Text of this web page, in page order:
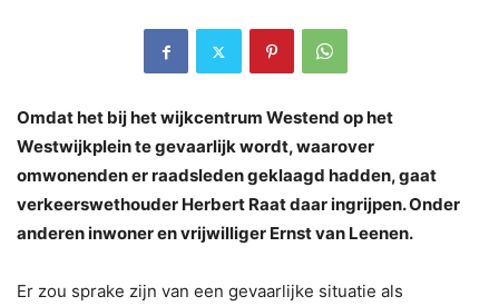
Omdat het bij het wijkcentrum Westend op het
Westwijkplein te gevaarlijk wordt, waarover
omwonenden er raadsleden geklaagd hadden, gaat
verkeerswethouder Herbert Raat daar ingrijpen. Onder
anderen inwoner en vrijwilliger Ernst van Leenen.
Er zou sprake zijn van een gevaarlijke situatie als